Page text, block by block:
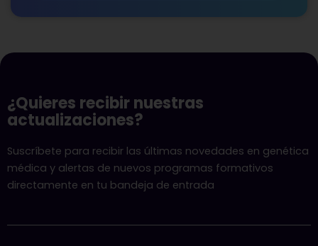
¿Quieres recibir nuestras
actualizaciones?
Suscríbete para recibir las últimas novedades en genética
médica y alertas de nuevos programas formativos
directamente en tu bandeja de entrada